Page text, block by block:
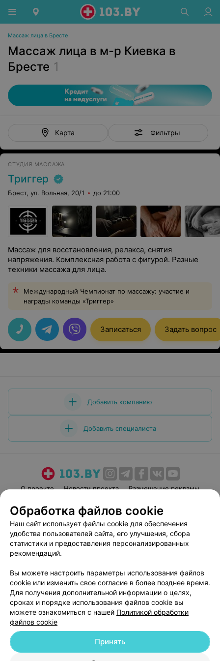
Массаж лица в Бресте
Массаж лица в м-р Киевка в
Бресте 1
Карта Фильтры
СТУДИЯ МАССАЖА
Триггер
Брест, ул. Вольная, 20/1 до 21:00
Массаж для восстановления, релакса, снятия
напряжения. Комплексная работа с фигурой. Разные
техники массажа для лица.
Международный Чемпионат по массажу: участие и
награды команды «Триггер»
Записаться Задать вопрос
Добавить компанию
Добавить специалиста
О проекте Новости проекта
Размещение рекламы
Пользовательское соглашение
Способы оплаты
Вакансии
Партнеры
Написать руководителю 103.by
Персональные настройки cookie
Обработка персональных данных
© 2026 ООО «Артокс Лаб», УНП 191700409| 220012, Республика Беларусь,
Обработка файлов cookie
Наш сайт использует файлы cookie для обеспечения
удобства пользователей сайта, его улучшения, сбора
статистики и предоставления персонализированных
рекомендаций.
Вы можете настроить параметры использования файлов
cookie или изменить свое согласие в более позднее время.
Для получения дополнительной информации о целях,
сроках и порядке использования файлов cookie вы
можете ознакомиться с нашей Политикой обработки
файлов cookie
Принять